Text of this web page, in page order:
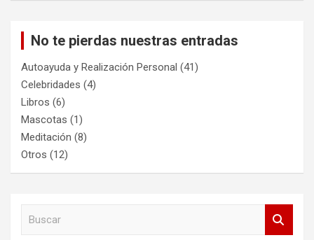
No te pierdas nuestras entradas
Autoayuda y Realización Personal (41)
Celebridades (4)
Libros (6)
Mascotas (1)
Meditación (8)
Otros (12)